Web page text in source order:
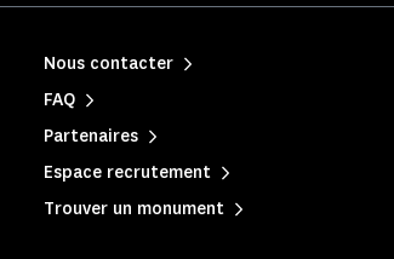
Nous contacter
FAQ
Partenaires
Espace recrutement
Trouver un monument